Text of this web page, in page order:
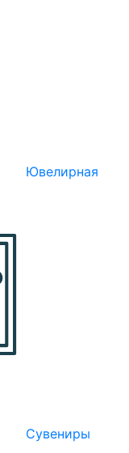
Ювелирная
Сувениры